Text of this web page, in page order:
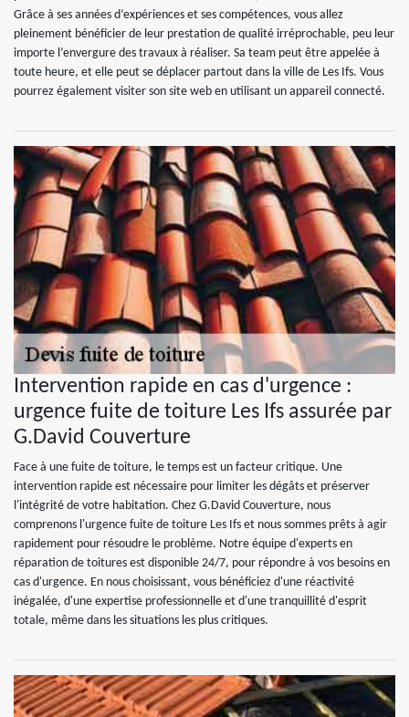
Grâce à ses années d’expériences et ses compétences, vous allez
pleinement bénéficier de leur prestation de qualité irréprochable, peu leur
importe l’envergure des travaux à réaliser. Sa team peut être appelée à
toute heure, et elle peut se déplacer partout dans la ville de Les Ifs. Vous
pourrez également visiter son site web en utilisant un appareil connecté.
Intervention rapide en cas d'urgence :
urgence fuite de toiture Les Ifs assurée par
G.David Couverture
Face à une fuite de toiture, le temps est un facteur critique. Une
intervention rapide est nécessaire pour limiter les dégâts et préserver
l'intégrité de votre habitation. Chez G.David Couverture, nous
comprenons l'urgence fuite de toiture Les Ifs et nous sommes prêts à agir
rapidement pour résoudre le problème. Notre équipe d'experts en
réparation de toitures est disponible 24/7, pour répondre à vos besoins en
cas d'urgence. En nous choisissant, vous bénéficiez d'une réactivité
inégalée, d'une expertise professionnelle et d'une tranquillité d'esprit
totale, même dans les situations les plus critiques.